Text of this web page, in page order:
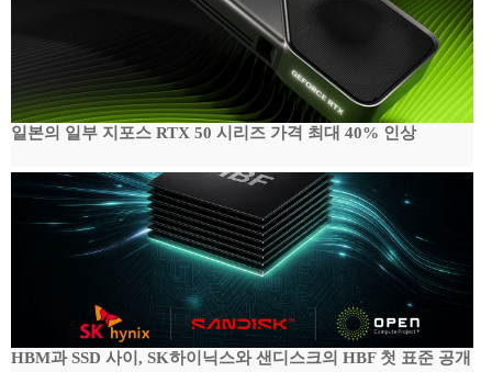
일본의 일부 지포스 RTX 50 시리즈 가격 최대 40% 인상
HBM과 SSD 사이, SK하이닉스와 샌디스크의 HBF 첫 표준 공개